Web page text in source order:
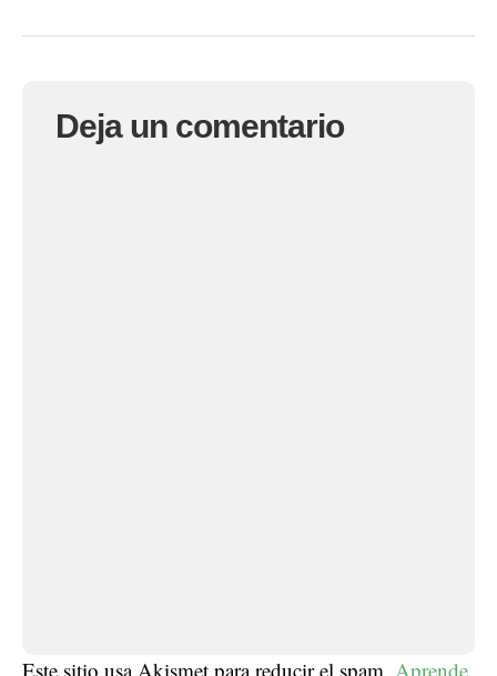
Deja un comentario
Este sitio usa Akismet para reducir el spam. Aprende